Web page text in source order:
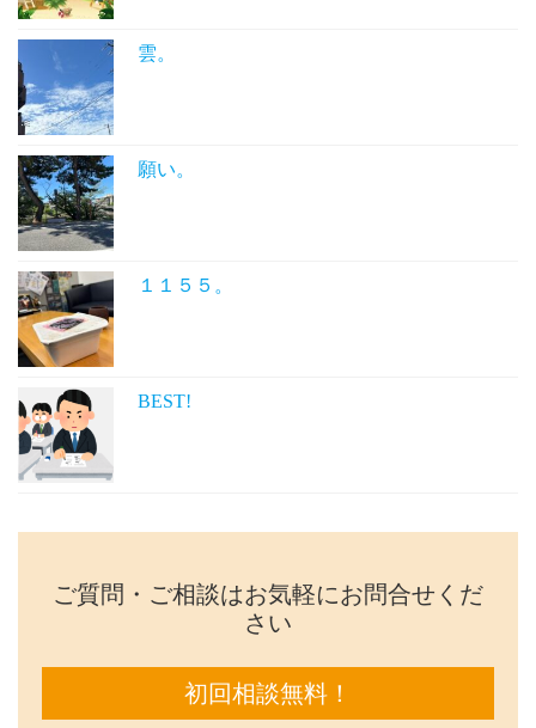
雲。
願い。
１１５５。
BEST!
ご質問・ご相談はお気軽にお問合せくだ
さい
初回相談無料！